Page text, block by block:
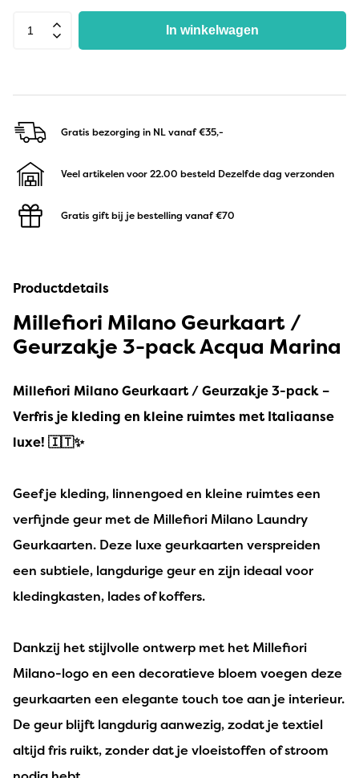
In winkelwagen
Gratis bezorging in NLvanaf €35,-
Veel artikelen voor 22.00 besteld Dezelfde dag verzonden
Gratis gift bij je bestelling vanaf €70
Productdetails
Millefiori Milano Geurkaart /
Geurzakje 3-pack Acqua Marina
Millefiori Milano Geurkaart / Geurzakje 3-pack –
Verfris je kleding en kleine ruimtes met Italiaanse
luxe! 🇮🇹✨
Geef je kleding, linnengoed en kleine ruimtes een
verfijnde geur met de Millefiori Milano Laundry
Geurkaarten. Deze luxe geurkaarten verspreiden
een subtiele, langdurige geur en zijn ideaal voor
kledingkasten, lades of koffers.
Dankzij het stijlvolle ontwerp met het Millefiori
Milano-logo en een decoratieve bloem voegen deze
geurkaarten een elegante touch toe aan je interieur.
De geur blijft langdurig aanwezig, zodat je textiel
altijd fris ruikt, zonder dat je vloeistoffen of stroom